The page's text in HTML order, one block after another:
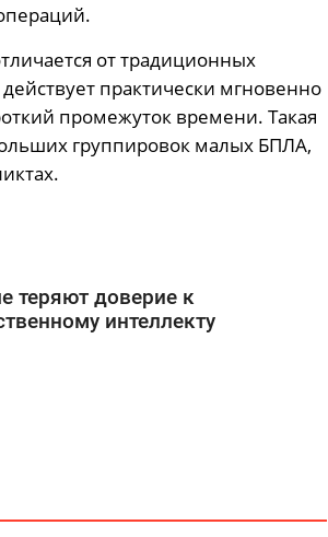
от традиционных
практически мгновенно
промежуток времени. Такая
группировок малых БПЛА,
теряют доверие к
интеллекту